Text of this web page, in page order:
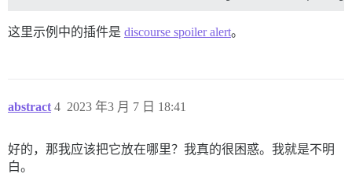
这里示例中的插件是 discourse spoiler alert。
abstract 2023 年3 月 7 日 18:41
4
好的，那我应该把它放在哪里？我真的很困惑。我就是不明
白。